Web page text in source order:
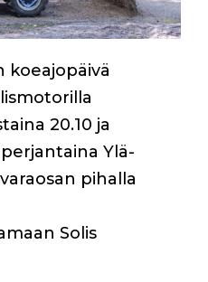
koeajopäivä
20.10 ja
Ylä-
pihalla
Solis